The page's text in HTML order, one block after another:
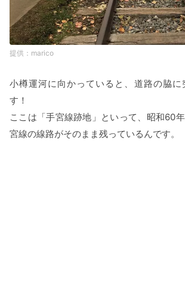
marico
小樽運河に向かっていると、道路の脇に
す！
ここは「手宮線跡地」といって、昭和60
宮線の線路がそのまま残っているんです。